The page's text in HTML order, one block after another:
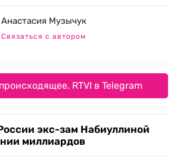
Анастасия Музычук
Связаться с автором
RTVI в Telegram
экс-зам Набиуллиной
миллиардов